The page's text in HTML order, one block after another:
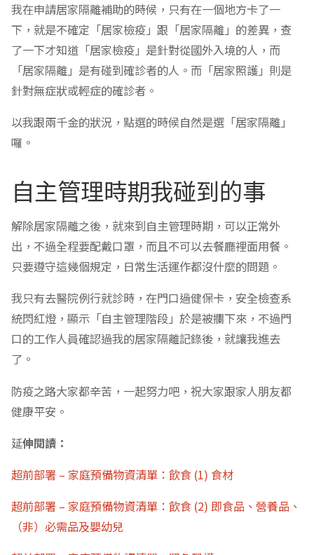
我在申請居家隔離補助的時候，只有在一個地方卡了一
下，就是不確定「居家檢疫」跟「居家隔離」的差異，查
了一下才知道「居家檢疫」是針對從國外入境的人，而
「居家隔離」是有碰到確診者的人。而「居家照護」則是
針對無症狀或輕症的確診者。
以我跟兩千金的狀況，點選的時候自然是選「居家隔離」
囉。
自主管理時期我碰到的事
解除居家隔離之後，就來到自主管理時期，可以正常外
出，不過全程要配戴口罩，而且不可以去餐廳裡面用餐。
只要遵守這幾個規定，日常生活運作都沒什麼的問題。
我只有去醫院例行就診時，在門口過健保卡，安全檢查系
統閃紅燈，顯示「自主管理階段」於是被攔下來，不過門
口的工作人員確認過我的居家隔離記錄後，就讓我進去
了。
防疫之路大家都辛苦，一起努力吧，祝大家跟家人朋友都
健康平安。
延伸閱讀：
超前部署 – 家庭預備物資清單：飲食 (1) 食材
超前部署 – 家庭預備物資清單：飲食 (2) 即食品、營養品、
（非）必需品及嬰幼兒